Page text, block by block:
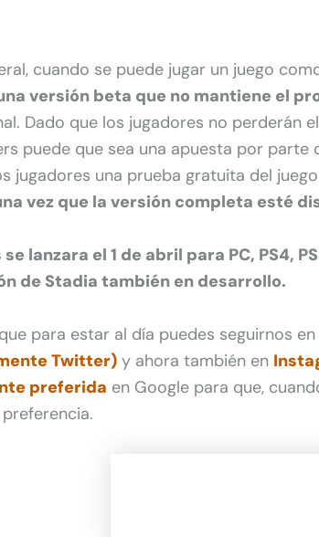
cuando se puede jugar un juego
versión beta que no mantiene el
Dado que los jugadores no perderán
puede que sea una apuesta por parte
jugadores una prueba gratuita del
vez que la versión completa esté
lanzara el 1 de abril para PC, PS4,
de Stadia también en desarrollo.
para estar al día puedes seguirnos
Twitter) y ahora también en
preferida en Google para que,